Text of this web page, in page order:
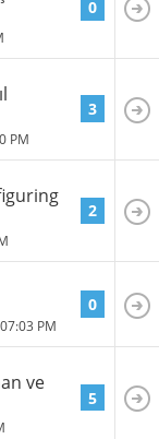
0
PM
3
2
07:03 PM
0
ve
5